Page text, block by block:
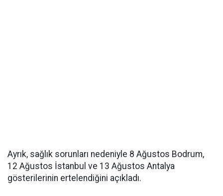
Ayrık, sağlık sorunları nedeniyle 8 Ağustos Bodrum,
12 Ağustos İstanbul ve 13 Ağustos Antalya
gösterilerinin ertelendiğini açıkladı.